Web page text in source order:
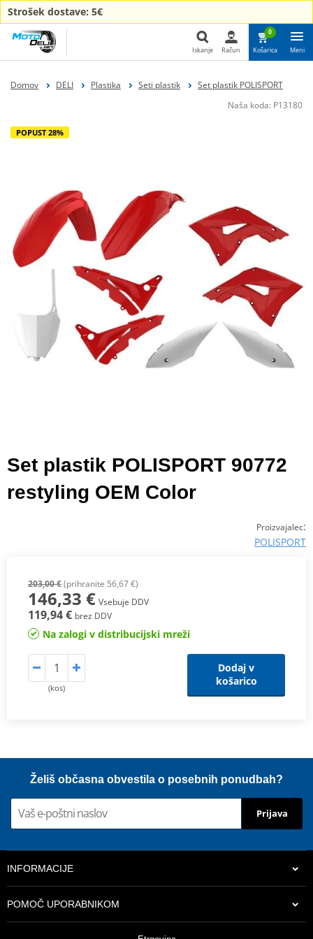
Strošek dostave: 5€
Iskanje
Iskanje Račun
0
Košarica Meni
Domov DELI Plastika Seti plastik
Set plastik POLISPORT
Naša koda: P13180
POPUST 28%
Set plastik POLISPORT 90772
restyling OEM Color
Proizvajalec:
POLISPORT
203,00 €(prihranite 56,67 €)
146,33 € Vsebuje DDV
119,94 € brez DDV
Na zalogi v distribucijski mreži
(kos)
Dodaj v
košarico
Želiš občasna obvestila o posebnih ponudbah?
Prijava
INFORMACIJE
POMOČ UPORABNIKOM